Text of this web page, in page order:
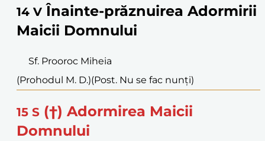
14 V Înainte-prăznuirea Adormirii
Maicii Domnului
Sf. Prooroc Miheia
(Prohodul M. D.)(Post. Nu se fac nunți)
15 S (†) Adormirea Maicii
Domnului